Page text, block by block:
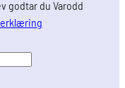
godtar du Varodd